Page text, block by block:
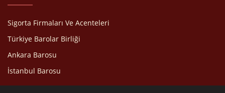
Sigorta Firmaları Ve Acenteleri
Türkiye Barolar Birliği
Ankara Barosu
İstanbul Barosu